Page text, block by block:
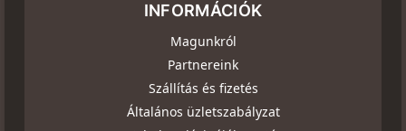
INFORMÁCIÓK
Magunkról
Partnereink
Szállítás és fizetés
Általános üzletszabályzat